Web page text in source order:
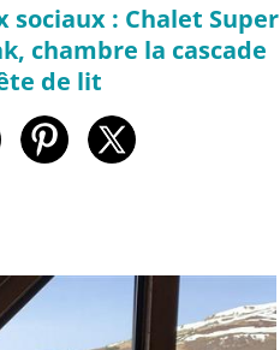
sociaux : Chalet Super
chambre la cascade
de lit